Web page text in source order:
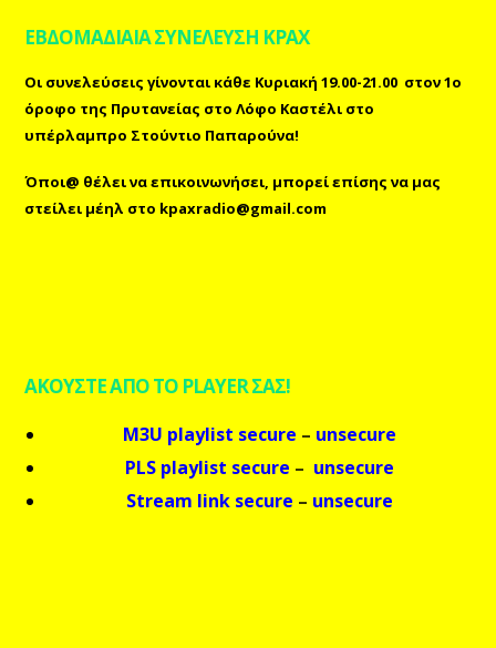
ΕΒΔΟΜΑΔΙΑΙΑ ΣΥΝΕΛΕΥΣΗ ΚΡΑΧ
Οι συνελεύσεις γίνονται κάθε Κυριακή 19.00-21.00 στον 1ο
όροφο της Πρυτανείας στο Λόφο Καστέλι στο
υπέρλαμπρο Στούντιο Παπαρούνα!
Όποι@ θέλει να επικοινωνήσει, μπορεί επίσηςνα μας
στείλει μέηλ στο kpaxradio@gmail.com
ΑΚΟΥΣΤΕ ΑΠΟ ΤΟ PLAYER ΣΑΣ!
M3U playlist secure – unsecure
PLS playlist secure – unsecure
Stream link secure – unsecure